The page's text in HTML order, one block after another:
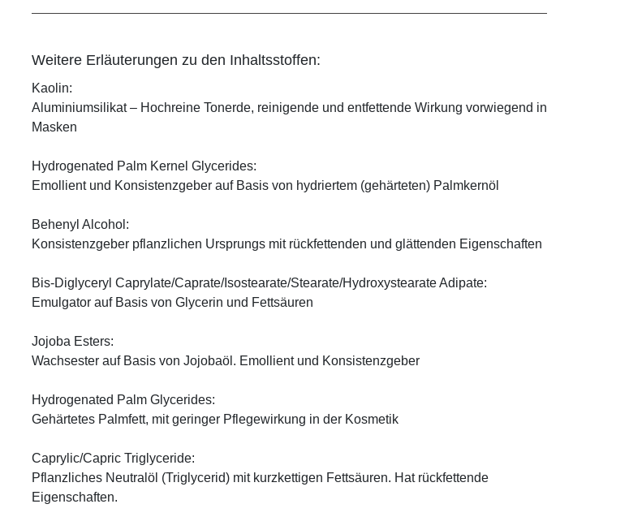
Weitere Erläuterungen zu den Inhaltsstoffen:
Kaolin:
Aluminiumsilikat – Hochreine Tonerde, reinigende und entfettende Wirkung vorwiegend in
Masken
Hydrogenated Palm Kernel Glycerides:
Emollient und Konsistenzgeber auf Basis von hydriertem (gehärteten) Palmkernöl
Behenyl Alcohol:
Konsistenzgeber pflanzlichen Ursprungs mit rückfettenden und glättenden Eigenschaften
Bis-Diglyceryl Caprylate/Caprate/Isostearate/Stearate/Hydroxystearate Adipate:
Emulgator auf Basis von Glycerin und Fettsäuren
Jojoba Esters:
Wachsester auf Basis von Jojobaöl. Emollient und Konsistenzgeber
Hydrogenated Palm Glycerides:
Gehärtetes Palmfett, mit geringer Pflegewirkung in der Kosmetik
Caprylic/Capric Triglyceride:
Pflanzliches Neutralöl (Triglycerid) mit kurzkettigen Fettsäuren. Hat rückfettende
Eigenschaften.